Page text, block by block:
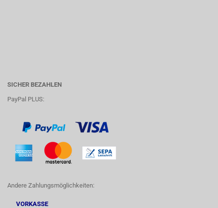
SICHER BEZAHLEN
PayPal PLUS:
Andere Zahlungsmöglichkeiten:
VORKASSE